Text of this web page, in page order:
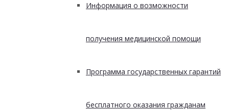
Информация о возможности
получения медицинской помощи
Программа государственных гарантий
бесплатного оказания гражданам